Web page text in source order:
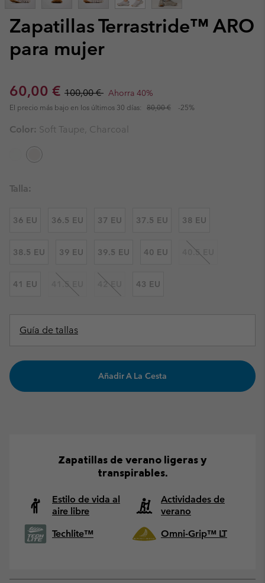
Zapatillas Terrastride™ ARO
para mujer
Sale price:
60,00 € Regular price:
100,00 € Ahorra 40%
El precio más bajo en los últimos 30 días: 80,00 € -25%
Color: Soft Taupe, Charcoal
Talla:
36 EU 36.5 EU 37 EU 37.5 EU 38 EU
38.5 EU 39 EU 39.5 EU 40 EU 40.5 EU
41 EU 41.5 EU 42 EU 43 EU
Guía de tallas
Añadir A La Cesta
Zapatillas de verano ligeras y
transpirables.
Estilo de vida al
aire libre
Actividades de
verano
Techlite™
Omni-Grip™ LT